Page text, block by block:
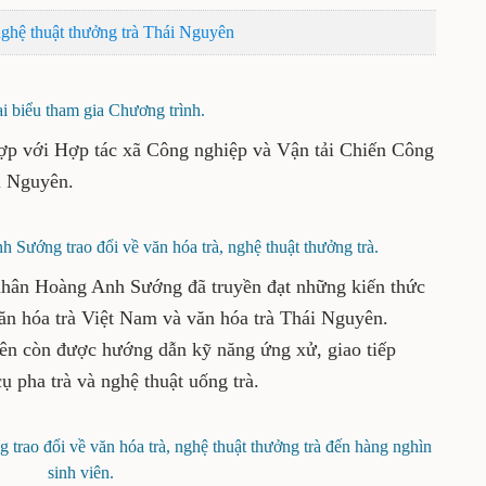
thuật thưởng trà Thái Nguyên
biểu tham gia Chương trình.
với Hợp tác xã Công nghiệp và Vận tải Chiến Công
Sướng trao đổi về văn hóa trà, nghệ thuật thưởng trà.
Hoàng Anh Sướng đã truyền đạt những kiến thức
hóa trà Việt Nam và văn hóa trà Thái Nguyên.
còn được hướng dẫn kỹ năng ứng xử, giao tiếp
pha trà và nghệ thuật uống trà.
trao đổi về văn hóa trà, nghệ thuật thưởng trà đến hàng nghìn
sinh viên.